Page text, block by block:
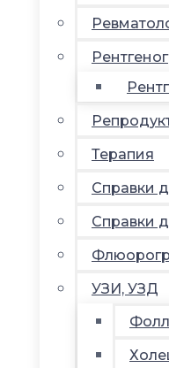
Терапия
Справки
Справки
УЗИ, УЗД